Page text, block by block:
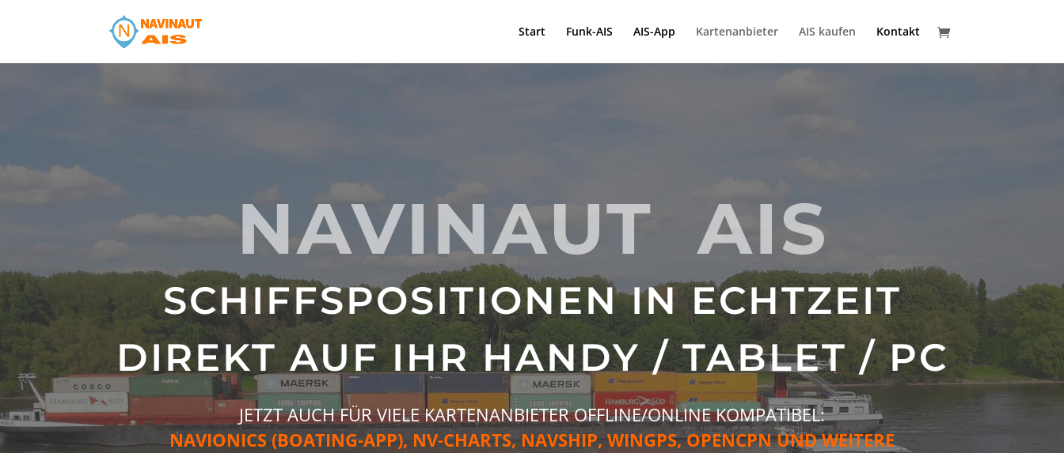
Start Funk-AIS AIS-App Kartenanbieter AIS kaufen Kontakt
NAVINAUT AIS
SCHIFFSPOSITIONEN IN ECHTZEIT
DIREKT AUF IHR HANDY / TABLET / PC
JETZT AUCH FÜR VIELE KARTENANBIETER OFFLINE/ONLINE KOMPATIBEL:
NAVIONICS (BOATING-APP), NV-CHARTS, NAVSHIP, WINGPS, OPENCPN UND WEITERE